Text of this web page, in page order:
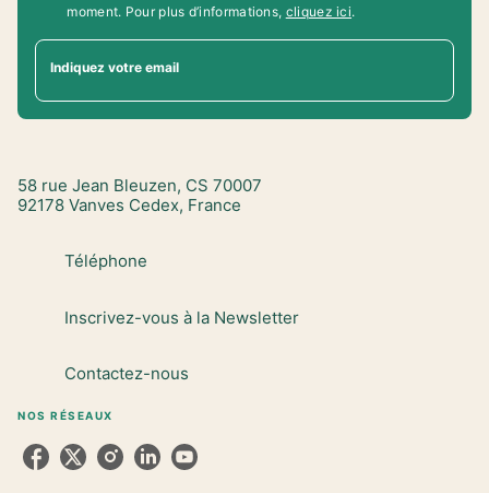
moment. Pour plus d’informations, cliquez ici.
Indiquez votre email
58 rue Jean Bleuzen, CS 70007
92178 Vanves Cedex, France
Téléphone
Inscrivez-vous à la Newsletter
Contactez-nous
NOS RÉSEAUX